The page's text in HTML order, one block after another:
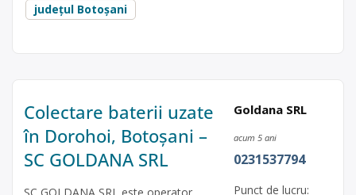
județul Botoșani
Colectare baterii uzate
în Dorohoi, Botoșani –
SC GOLDANA SRL
Goldana SRL
acum 5 ani
0231537794
Punct de lucru: